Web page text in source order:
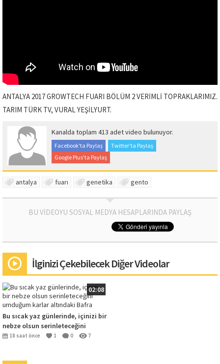
ANTALYA 2017 GROWTECH FUARI BÖLÜM 2 VERİMLİ TOPRAKLARIMIZ.
TARIM TÜRK TV, VURAL YEŞİLYURT.
Kanalda toplam 413 adet video bulunuyor.
Facebook'ta Paylaş
Twitter'ta Paylaş
Google Plus'ta Paylaş
antalya fuarı genetika gento
BU VİDEOYU SOSYAL MEDYA HESAPLARINDA PAYLAŞ
İlginizi Çekebilecek Diğer Videolar
02:08
Bu sıcak yaz günlerinde, içinizi bir
nebze olsun serinleteceğini
umduğum karlar altındaki Bafra
18 saat önce 1 0 7